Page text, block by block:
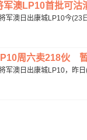
军澳LP10首批可
军澳日出康城LP10今(23
周六卖218伙
军澳日出康城LP10，昨